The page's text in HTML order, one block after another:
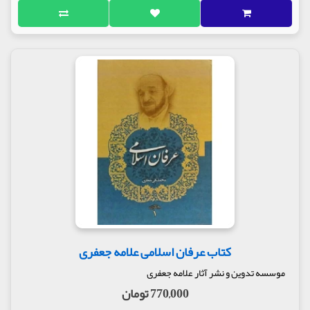
روبه‌رو خواهند گشت: يكى اينكه در كتاب مثنوى،
اصطلاحات فلسفى، از قبيل جوهر و عرض و كميت و
كيفيت و هستى و نيستى و تناقض و تضاد و زمان و مكان،
هنگامى كه شخصى استعداد جهان‌بينى نداشته باشد،
مطالب مولوى را اگرچه درك كند، به‌طور گسيخته خواهد
بود و چنين شخصى نمى‌تواند از مجموع كتاب مثنوى يك
عده كليات قانع‌كننده را كه به شكل يك مجموعه كلى در
شناخت جهان و درك و تثبيت موقعيت خود در هستى
ضرورت دارد، به دست آورد.
ب) اطلاع كافى درباره علوم اسلامى، از قبيل تفسير و
حديث و اخلاقيات و مسائل كلامى و بلكه تا حدودى آگاهى
به حقوق اسلامى؛ زيرا در كتاب مثنوى با اين مطالب
سروكار پيدا مى‌شود كه بدون اطلاع از آن‌ها مقصود
جلال‌الدين مولوى روشن نمى‌شود.
ج) كشش و انجذاب روانى و عشق به دريافت حق جل و
علا و شوقِ شناسايى يك‌پارچه بودن جهان هستى در يك
وحدت عالى كه جهان باعظمت هستى بدون شناسايى آن،
فروغ واقعى الهى خود را به هيچ‌كس نشان نخواهد داد،
پس اگر كسى بخواهد اين كتاب را تنها از نظر علمى درك
كند يا فقط با ذوق شاعرانه به مطالعه آن بپردازد،
کتاب عرفان اسلامی علامه جعفری
موسسه تدوین و نشر آثار علامه جعفری
770,000 تومان